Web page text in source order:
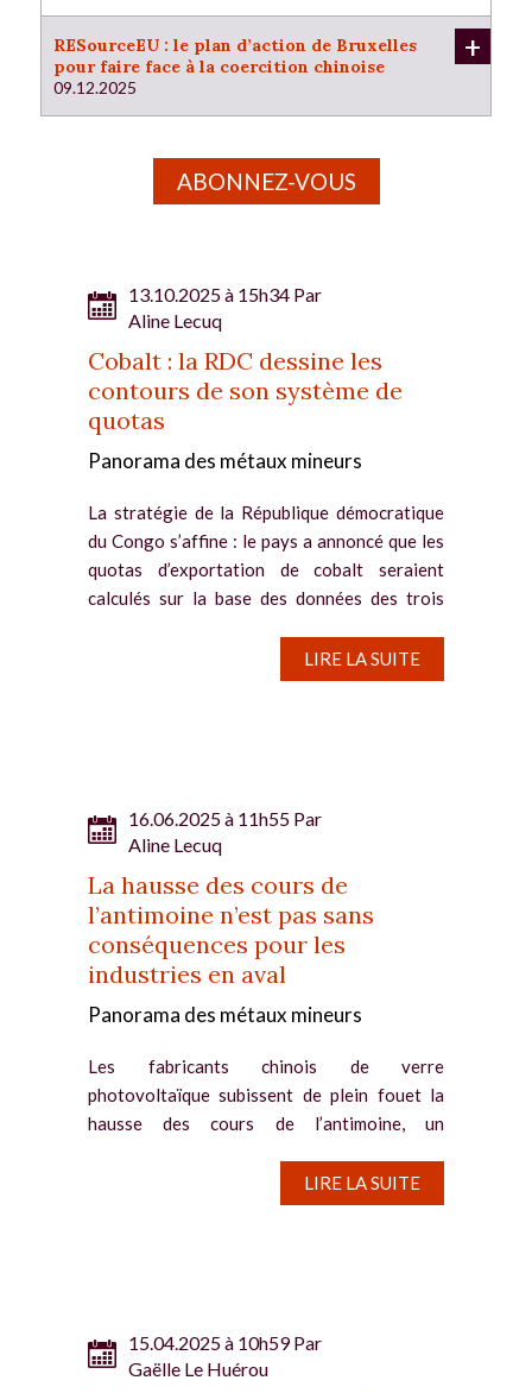
RESourceEU : le plan d’action de Bruxelles
pour faire face à la coercition chinoise
09.12.2025
+
ABONNEZ-VOUS
13.10.2025 à 15h34 Par
Aline Lecuq
Cobalt : la RDC dessine les
contours de son système de
quotas
Panorama des métaux mineurs
La stratégie de la République démocratique
du Congo s’affine : le pays a annoncé que les
quotas d’exportation de cobalt seraient
calculés sur la base des données des trois
LIRE LA SUITE
16.06.2025 à 11h55 Par
Aline Lecuq
La hausse des cours de
l’antimoine n’est pas sans
conséquences pour les
industries en aval
Panorama des métaux mineurs
Les fabricants chinois de verre
photovoltaïque subissent de plein fouet la
hausse des cours de l’antimoine, un
Antimoine : les fabricants chinois de verre
photovoltaïque en difficultés La hausse...
LIRE LA SUITE
15.04.2025 à 10h59 Par
Gaëlle Le Huérou